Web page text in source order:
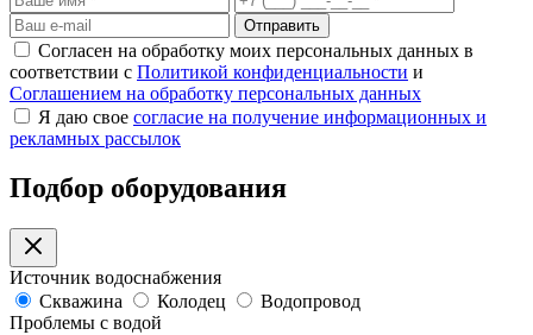
Отправить
Согласен на обработку моих персональных данных в
соответствии с Политикой конфиденциальности и
Соглашением на обработку персональных данных
Я даю свое согласие на получение информационных и
рекламных рассылок
Подбор оборудования
Источник водоснабжения
Скважина
Колодец
Водопровод
Проблемы с водой